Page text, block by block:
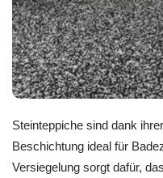
Steinteppiche sind dank
Beschichtung ideal für
Versiegelung sorgt dafür,